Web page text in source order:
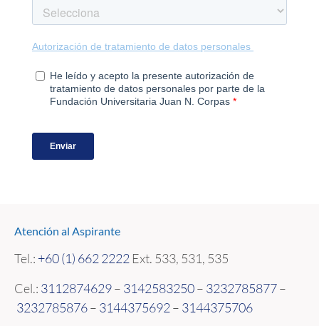
Atención al Aspirante
Tel.: +60 (1) 662 2222 Ext. 533, 531, 535
Cel.: 3112874629– 3142583250– 3232785877–
3232785876– 3144375692 – 3144375706